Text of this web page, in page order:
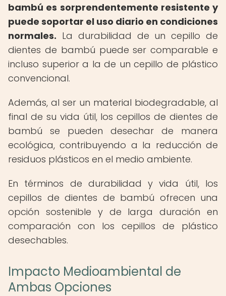
bambú es sorprendentemente resistente y
puede soportar el uso diario en condiciones
normales. La durabilidad de un cepillo de
dientes de bambú puede ser comparable e
incluso superior a la de un cepillo de plástico
convencional.
Además, al ser un material biodegradable, al
final de su vida útil, los cepillos de dientes de
bambú se pueden desechar de manera
ecológica, contribuyendo a la reducción de
residuos plásticos en el medio ambiente.
En términos de durabilidad y vida útil, los
cepillos de dientes de bambú ofrecen una
opción sostenible y de larga duración en
comparación con los cepillos de plástico
desechables.
Impacto Medioambiental de
Ambas Opciones